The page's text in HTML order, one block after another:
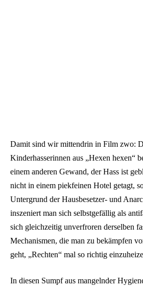
Damit sind wir mittendrin in Film zwo:
Kinderhasserinnen aus „Hexen hexen“
einem anderen Gewand, der Hass ist
nicht in einem piekfeinen Hotel getagt,
Untergrund der Hausbesetzer- und
inszeniert man sich selbstgefällig als
sich gleichzeitig unverfroren derselben
Mechanismen, die man zu bekämpfen
geht, „Rechten“ mal so richtig
In diesen Sumpf aus mangelnder